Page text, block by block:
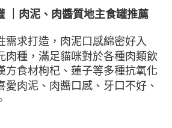
｜肉泥、肉醬質地主食罐推薦
需求打造，肉泥口感綿密好入
肉種，滿足貓咪對於各種肉類飲
方食材枸杞、蓮子等多種抗氧化
愛肉泥、肉醬口感、牙口不好、